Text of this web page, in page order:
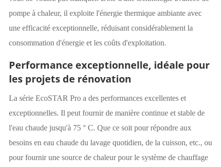
pompe à chaleur, il exploite l'énergie thermique ambiante avec
une efficacité exceptionnelle, réduisant considérablement la
consommation d'énergie et les coûts d'exploitation.
Performance exceptionnelle, idéale pour
les projets de rénovation
La série EcoSTAR Pro a des performances excellentes et
exceptionnelles. Il peut fournir de manière continue et stable de
l'eau chaude jusqu'à 75 ° C. Que ce soit pour répondre aux
besoins en eau chaude du lavage quotidien, de la cuisson, etc., ou
pour fournir une source de chaleur pour le système de chauffage